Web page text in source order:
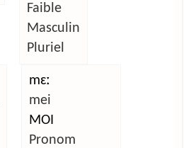
Faible
Masculin
Pluriel
mɛː
mei
MOI
Pronom